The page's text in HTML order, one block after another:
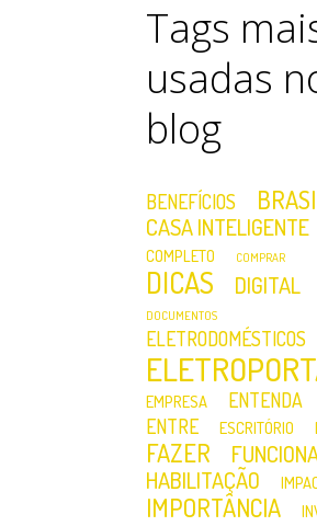
Tags
usadas
blog
BENEFÍCIOS
CASA INTELIGENTE
COMPLETO COMPRAR
DICAS DIGITAL
DOCUMENTOS
ELETRODOMÉSTICOS
EMPRESA
ENTENDA
ENTRE
ESCRITÓRIO
FAZER
HABILITAÇÃO
IMPORTÂNCIA